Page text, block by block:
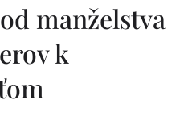
manželstva
k